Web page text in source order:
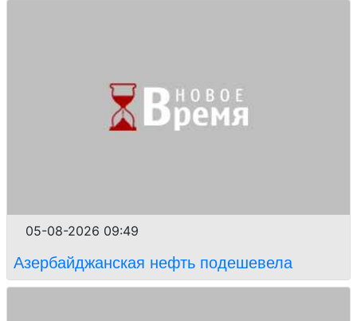
05-08-2026 09:49
Азербайджанская нефть подешевела